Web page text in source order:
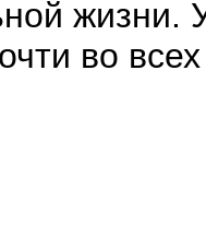
жизни.
во